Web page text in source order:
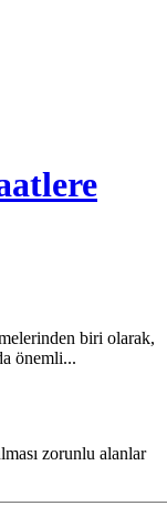
biri olarak,
önemli...
zorunlu alanlar